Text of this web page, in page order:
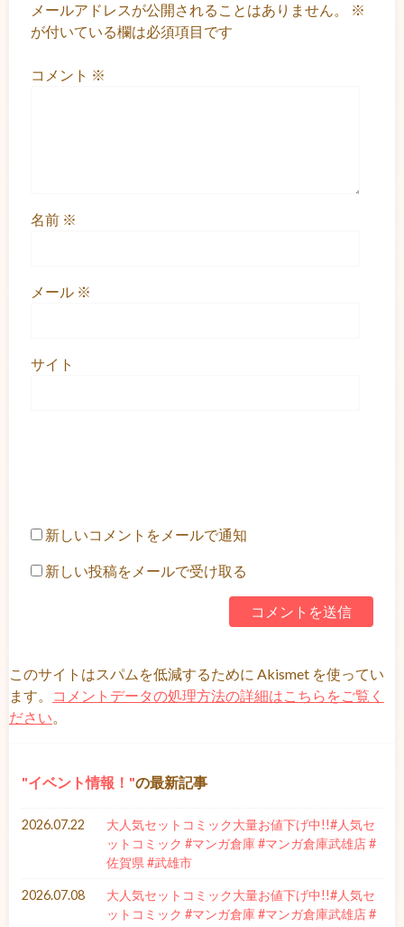
メールアドレスが公開されることはありません。
※
が付いている欄は必須項目です
コメント ※
名前 ※
メール ※
サイト
新しいコメントをメールで通知
新しい投稿をメールで受け取る
このサイトはスパムを低減するために Akismet を使ってい
ます。
コメントデータの処理方法の詳細はこちらをご覧く
ださい。
イベント情報！ の最新記事
2026.07.22
大人気セットコミック大量お値下げ中!!#人気セ
ットコミック #マンガ倉庫 #マンガ倉庫武雄店 #
佐賀県 #武雄市
2026.07.08
大人気セットコミック大量お値下げ中!!#人気セ
ットコミック #マンガ倉庫 #マンガ倉庫武雄店 #